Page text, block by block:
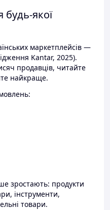
якої
маркетплейсів —
Kantar, 2025).
продавців, читайте
найкраще.
зростають: продукти
інструменти,
товари.